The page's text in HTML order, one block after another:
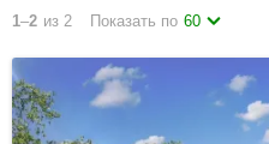
1–2 из 2 Показать по 60